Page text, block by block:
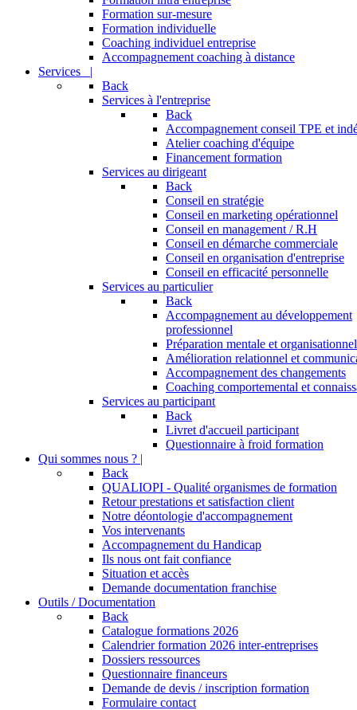
Formation sur-mesure
Formation individuelle
Coaching individuel entreprise
Accompagnement coaching à distance
Services |
Back
Services à l'entreprise
Back
Accompagnement conseil TPE et
Atelier coaching d'équipe
Financement formation
Services au dirigeant
Back
Conseil en stratégie
Conseil en marketing opérationnel
Conseil en management / R.H
Conseil en démarche commerciale
Conseil en organisation d'entreprise
Conseil en efficacité personnelle
Services au particulier
Back
Accompagnement au développement
professionnel
Préparation mentale et
Amélioration relationnel et
Accompagnement des changements
Coaching comportemental et
Services au participant
Back
Livret d'accueil participant
Questionnaire à froid formation
Qui sommes nous ? |
Back
QUALIOPI - Qualité organismes de formation
Retour prestations et satisfaction client
Notre déontologie d'accompagnement
Vos intervenants
Accompagnement du Handicap
Ils nous ont fait confiance
Situation et accès
Demande documentation franchise
Outils / Documentation
Back
Catalogue formations 2026
Calendrier formation 2026 inter-entreprises
Dossiers ressources
Questionnaire financeurs
Demande de devis / inscription formation
Formulaire contact